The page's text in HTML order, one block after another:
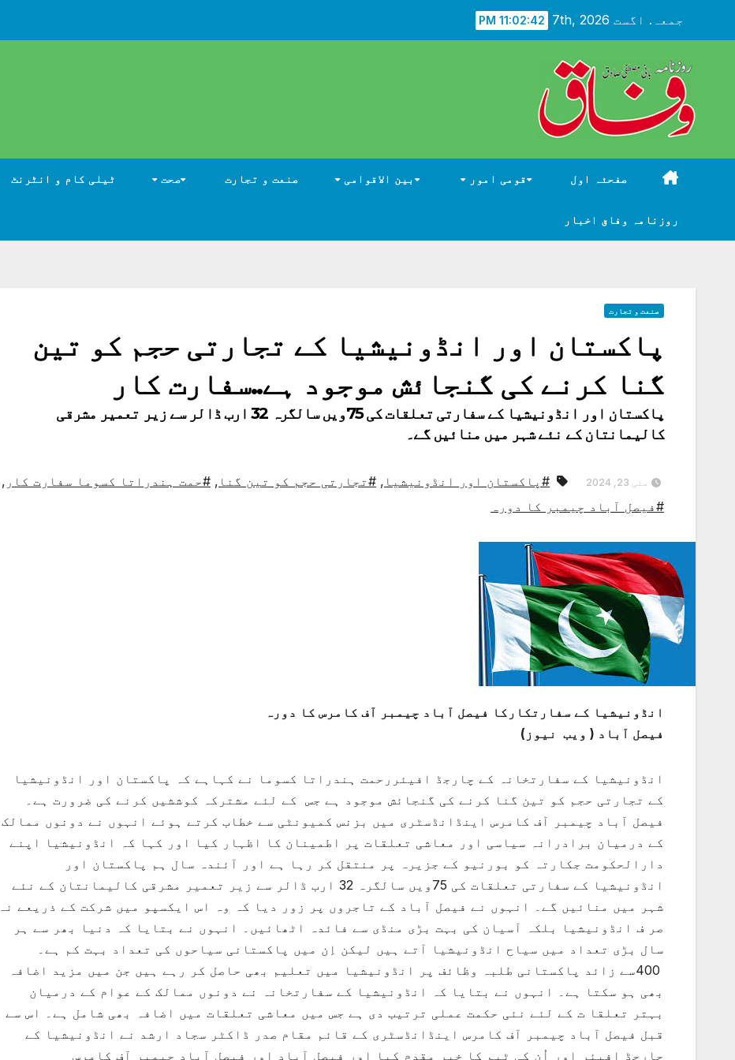
جمعہ. اگست 7th, 2026 11:02:43 PM
صفحئہ اول قومی امور بین الاقوامی صنعت و تجارت صحت ٹیلی کام و انٹرنٹ
روزنامہ وفاق اخبار
صنعت و تجارت
پاکستان اور انڈونیشیا کے تجارتی حجم کو تین
گنا کرنے کی گنجائش موجود ہے..سفارت کار
پاکستان اور انڈونیشیا کے سفارتی تعلقات کی 75ویں سالگرہ 32 ارب ڈالر سے زیر تعمیر مشرقی
کالیمانتان کے نئے شہر میں منائیں گے۔
مئی 23, 2024 #پاکستان اور انڈونیشیا , #تجارتی حجم کو تین گنا , #حمت ہندراتا کسوما سفارت کار ,
#فیصل آباد چیمبر کا دورہ
انڈونیشیا کے سفارتکارکا فیصل آباد چیمبر آف کامرس کا دورہ
فیصل آباد ( ویب نیوز)
انڈونیشیا کے سفارتخانہ کے چارجڈ افیئررحمت ہندراتا کسوما نے کہاہے کہ پاکستان اور انڈونیشیا
کے تجارتی حجم کو تین گنا کرنے کی گنجائش موجود ہے جس کے لئے مشترکہ کوششیں کرنے کی ضرورت ہے۔
فیصل آباد چیمبر آف کامرس اینڈانڈسٹری میں بزنس کمیونٹی سے خطاب کرتے ہوئے انہوں نے دونوں ممالک
کے درمیان برادرانہ سیاسی اور معاشی تعلقات پر اطمینان کا اظہار کیا اور کہا کہ انڈونیشیا اپنے
دارالحکومت جکارتہ کو بورنیو کے جزیرہ پر منتقل کر رہا ہے اور آئندہ سال ہم پاکستان اور
انڈونیشیا کے سفارتی تعلقات کی 75ویں سالگرہ 32 ارب ڈالر سے زیر تعمیر مشرقی کالیمانتان کے نئے
شہر میں منائیں گے۔ انہوں نے فیصل آباد کے تاجروں پر زور دیا کہ وہ اس ایکسپو میں شرکت کے ذریعے نہ
صر ف انڈونیشیا بلکہ آسیان کی بہت بڑی منڈی سے فائدہ اٹھائیں۔ انہوں نے بتایا کہ دنیا بھر سے ہر
سال بڑی تعداد میں سیاح انڈونیشیا آتے ہیں لیکن اِن میں پاکستانی سیاحوں کی تعداد بہت کم ہے۔
400سے زائد پاکستانی طلبہ وظائف پر انڈونیشیا میں تعلیم بھی حاصل کر رہے ہیں جن میں مزید اضافہ
بھی ہو سکتا ہے۔ انہوں نے بتایا کہ انڈونیشیا کے سفارتخانہ نے دونوں ممالک کے عوام کے درمیان
بہتر تعلقا ت کے لئے نئی حکمت عملی ترتیب دی ہے جس میں معاشی تعلقات میں اضافہ بھی شامل ہے۔ اس سے
قبل فیصل آباد چیمبر آف کامرس اینڈانڈسٹری کے قائم مقام صدر ڈاکٹر سجاد ارشد نے انڈونیشیا کے
چارجڈ افیئر اور اُن کی ٹیم کا خیر مقدم کیا اور فیصل آباد اور فیصل آباد چیمبر آف کامرس